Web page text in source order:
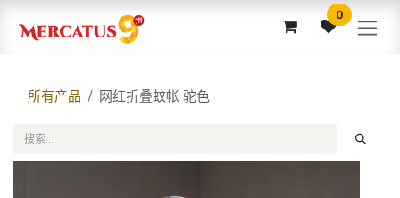
0
所有产品 网红折叠蚊帐 驼色